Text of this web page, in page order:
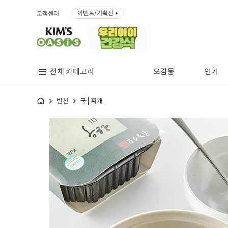
고객센터 이벤트/기획전
전체 카테고리 오감동 인기
홈 반찬 국│찌개